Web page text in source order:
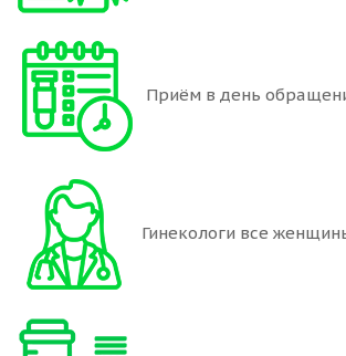
Приём в день
Гинекологи все